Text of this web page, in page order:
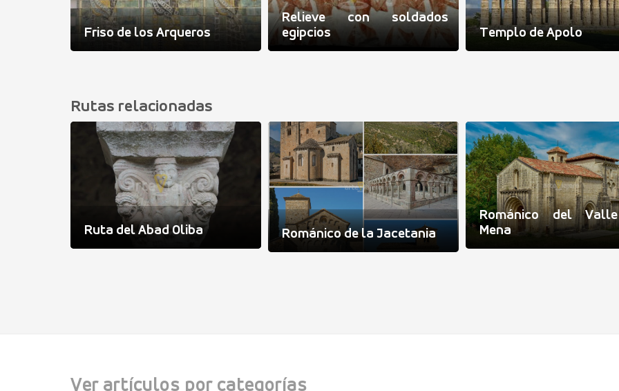
Friso de los Arqueros
Relieve con soldados
egipcios
Templo de Apolo
Rutas relacionadas
Ruta del Abad Oliba Románico de la Jacetania
Románico del
Mena
Ver artículos por categorías